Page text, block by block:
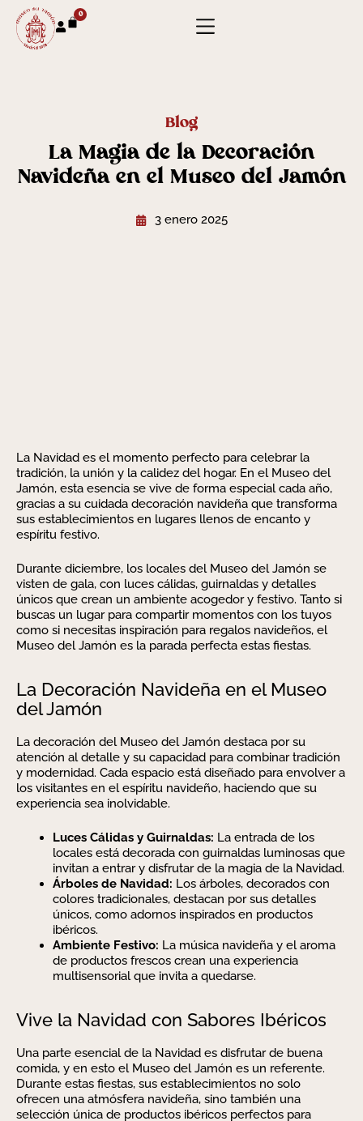
0
Blog
La Magia de la Decoración
Navideña en el Museo del Jamón
3 enero 2025
La Navidad es el momento perfecto para celebrar la
tradición, la unión y la calidez del hogar. En el Museo del
Jamón, esta esencia se vive de forma especial cada año,
gracias a su cuidada decoración navideña que transforma
sus establecimientos en lugares llenos de encanto y
espíritu festivo.
Durante diciembre, los locales del Museo del Jamón se
visten de gala, con luces cálidas, guirnaldas y detalles
únicos que crean un ambiente acogedor y festivo. Tanto si
buscas un lugar para compartir momentos con los tuyos
como si necesitas inspiración para regalos navideños, el
Museo del Jamón es la parada perfecta estas fiestas.
La Decoración Navideña en el Museo
del Jamón
La decoración del Museo del Jamón destaca por su
atención al detalle y su capacidad para combinar tradición
y modernidad. Cada espacio está diseñado para envolver a
los visitantes en el espíritu navideño, haciendo que su
experiencia sea inolvidable.
Luces Cálidas y Guirnaldas: La entrada de los
locales está decorada con guirnaldas luminosas que
invitan a entrar y disfrutar de la magia de la Navidad.
Árboles de Navidad: Los árboles, decorados con
colores tradicionales, destacan por sus detalles
únicos, como adornos inspirados en productos
ibéricos.
Ambiente Festivo: La música navideña y el aroma
de productos frescos crean una experiencia
multisensorial que invita a quedarse.
Vive la Navidad con Sabores Ibéricos
Una parte esencial de la Navidad es disfrutar de buena
comida, y en esto el Museo del Jamón es un referente.
Durante estas fiestas, sus establecimientos no solo
ofrecen una atmósfera navideña, sino también una
selección única de productos ibéricos perfectos para